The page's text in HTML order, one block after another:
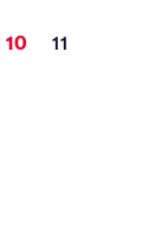
10 11